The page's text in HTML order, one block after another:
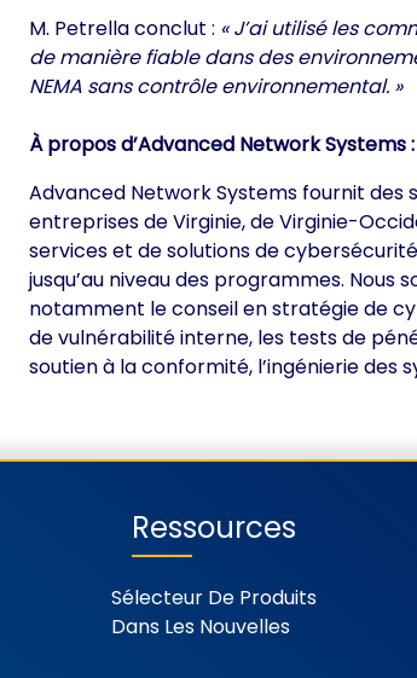
M. Petrella conclut : « J’ai utilisé les
de manière fiable dans des
NEMA sans contrôle environnemental. »
À propos d’Advanced Network Systems :
Advanced Network Systems fournit
entreprises de Virginie, de Virginie-
services et de solutions de
jusqu’au niveau des programmes. Nous
notamment le conseil en stratégie de
de vulnérabilité interne, les tests de
soutien à la conformité, l’ingénierie des
Ressources
Sélecteur De Produits
Dans Les Nouvelles